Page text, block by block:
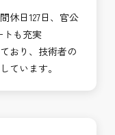
休日127日、官公
トも充実
おり、技術者の
ています。